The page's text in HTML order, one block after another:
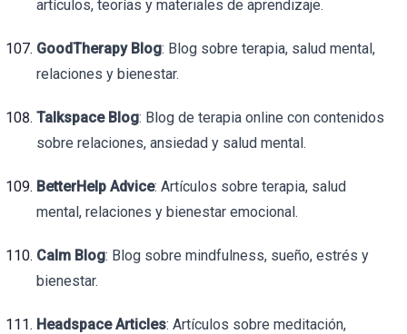
artículos, teorías y materiales de aprendizaje.
GoodTherapy Blog: Blog sobre terapia, salud mental,
relaciones y bienestar.
Talkspace Blog: Blog de terapia online con contenidos
sobre relaciones, ansiedad y salud mental.
BetterHelp Advice: Artículos sobre terapia, salud
mental, relaciones y bienestar emocional.
Calm Blog: Blog sobre mindfulness, sueño, estrés y
bienestar.
Headspace Articles: Artículos sobre meditación,